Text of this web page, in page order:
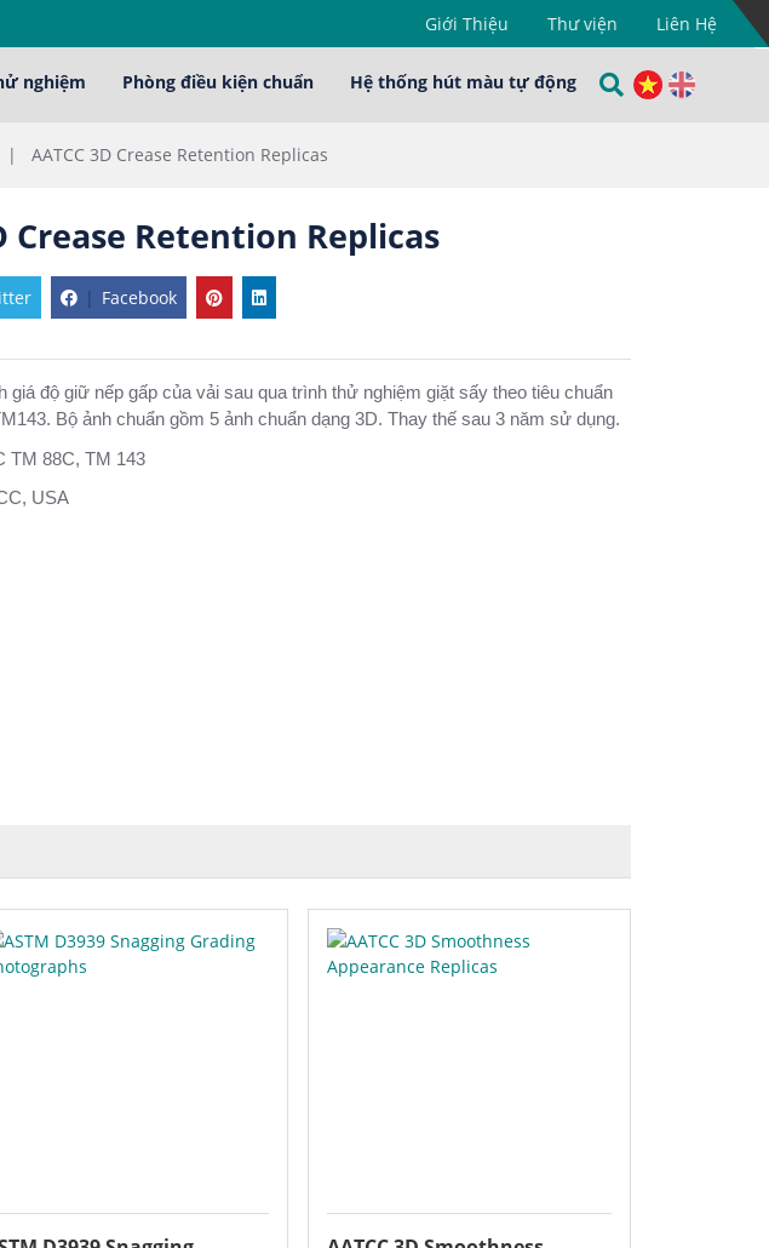
Giới Thiệu Thư viện Liên Hệ
nghiệm Phòng điều kiện chuẩn Hệ thống hút màu tự động
| AATCC 3D Crease Retention Replicas
Crease Retention Replicas
| Facebook
giá độ giữ nếp gấp của vải sau qua trình thử nghiệm giặt sấy theo tiêu chuẩn
Bộ ảnh chuẩn gồm 5 ảnh chuẩn dạng 3D. Thay thế sau 3 năm sử dụng.
TM 88C, TM 143
USA